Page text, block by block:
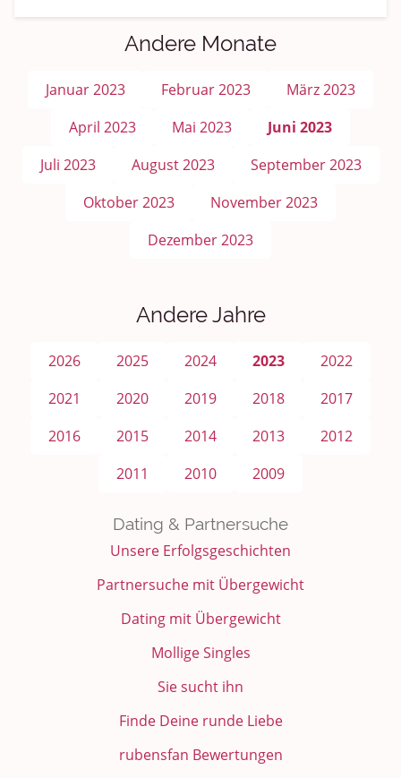
Andere Monate
Januar 2023 Februar 2023
März 2023
April 2023
Mai 2023
Juni 2023
Juli 2023
August 2023
September 2023
Oktober 2023
November 2023
Dezember 2023
Andere Jahre
2026 2025 2024 2023
2022
2021
2020 2019 2018
2017
2016
2015 2014 2013
2012
2011
2010 2009
Dating & Partnersuche
Unsere Erfolgsgeschichten
Partnersuche mit Übergewicht
Dating mit Übergewicht
Mollige Singles
Sie sucht ihn
Finde Deine runde Liebe
rubensfan Bewertungen